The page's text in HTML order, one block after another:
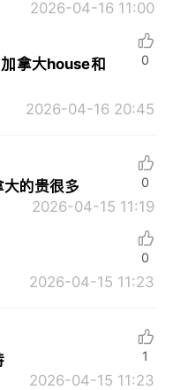
2026-04-16 11:00
拿大house和
2026-04-16 20:45
0
的贵很多
2026-04-15 11:19
0
2026-04-15 11:23
0
2026-04-15 11:23
1